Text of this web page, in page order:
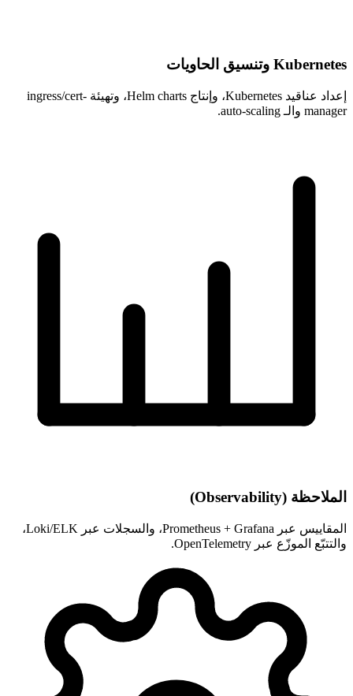
Kubernetes وتنسيق الحاويات
إعداد عناقيد Kubernetes، وإنتاج Helm charts، وتهيئة ingress/cert-
manager والـ auto-scaling.
الملاحظة (Observability)
المقاييس عبر Prometheus + Grafana، والسجلات عبر Loki/ELK،
والتتبّع الموزّع عبر OpenTelemetry.